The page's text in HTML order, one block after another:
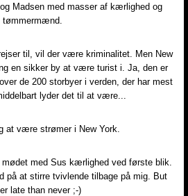
Madsen med masser af kærlighed og
tømmermænd.
til, vil der være kriminalitet. Men New
en sikker by at være turist i. Ja, den er
de 200 storbyer i verden, der har mest
lyder det til at være...
at være strømer i New York.
med Sus kærlighed ved første blik.
på at stirre tvivlende tilbage på mig. But
late than never ;-)​